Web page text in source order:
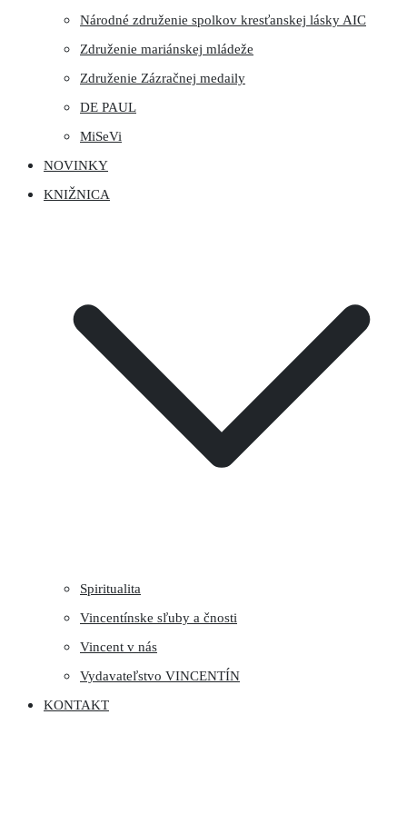
Národné združenie spolkov kresťanskej lásky AIC
Združenie mariánskej mládeže
Združenie Zázračnej medaily
DE PAUL
MiSeVi
NOVINKY
KNIŽNICA
Spiritualita
Vincentínske sľuby a čnosti
Vincent v nás
Vydavateľstvo VINCENTÍN
KONTAKT